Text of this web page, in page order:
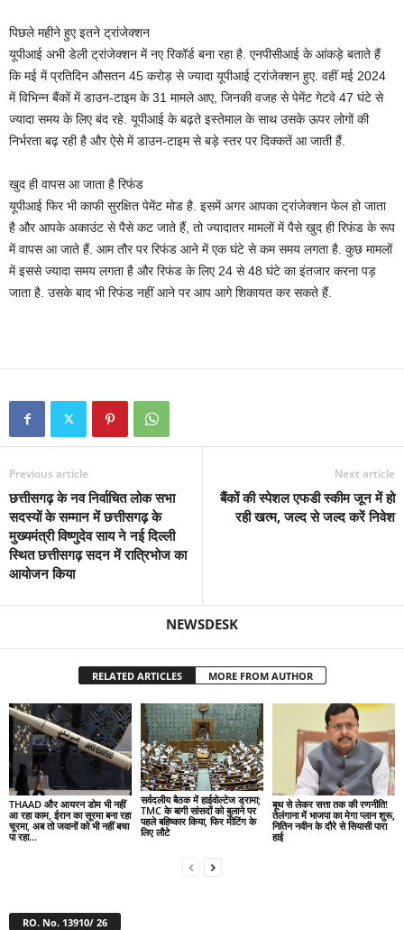
पिछले महीने हुए इतने ट्रांजेक्शन
यूपीआई अभी डेली ट्रांजेक्शन में नए रिकॉर्ड बना रहा है. एनपीसीआई के आंकड़े बताते हैं
कि मई में प्रतिदिन औसतन 45 करोड़ से ज्यादा यूपीआई ट्रांजेक्शन हुए. वहीं मई 2024
में विभिन्न बैंकों में डाउन-टाइम के 31 मामले आए, जिनकी वजह से पेमेंट गेटवे 47 घंटे से
ज्यादा समय के लिए बंद रहे. यूपीआई के बढ़ते इस्तेमाल के साथ उसके ऊपर लोगों की
निर्भरता बढ़ रही है और ऐसे में डाउन-टाइम से बड़े स्तर पर दिक्कतें आ जाती हैं.
खुद ही वापस आ जाता है रिफंड
यूपीआई फिर भी काफी सुरक्षित पेमेंट मोड है. इसमें अगर आपका ट्रांजेक्शन फेल हो जाता
है और आपके अकाउंट से पैसे कट जाते हैं, तो ज्यादातर मामलों में पैसे खुद ही रिफंड के रूप
में वापस आ जाते हैं. आम तौर पर रिफंड आने में एक घंटे से कम समय लगता है. कुछ मामलों
में इससे ज्यादा समय लगता है और रिफंड के लिए 24 से 48 घंटे का इंतजार करना पड़
जाता है. उसके बाद भी रिफंड नहीं आने पर आप आगे शिकायत कर सकते हैं.
Previous article
छत्तीसगढ़ के नव निर्वाचित लोक सभा
सदस्यों के सम्मान में छत्तीसगढ़ के
मुख्यमंत्री विष्णुदेव साय ने नई दिल्ली
स्थित छत्तीसगढ़ सदन में रात्रिभोज का
आयोजन किया
Next article
बैंकों की स्पेशल एफडी स्कीम जून में हो
रही खत्म, जल्द से जल्द करें निवेश
NEWSDESK
RELATED ARTICLES MORE FROM AUTHOR
THAAD और आयरन डोम भी नहीं
आ रहा काम, ईरान का सूरमा बना रहा
चूरमा, अब तो जवानों को भी नहीं बचा
पा रहा...
सर्वदलीय बैठक में हाईवोल्टेज ड्रामा;
TMC के बागी सांसदों को बुलाने पर
पहले बहिष्कार किया, फिर मीटिंग के
लिए लौटे
बूथ से लेकर सत्ता तक की रणनीति!
तेलंगाना में भाजपा का मेगा प्लान शुरू,
नितिन नवीन के दौरे से सियासी पारा
हाई
RO. No. 13910/ 26